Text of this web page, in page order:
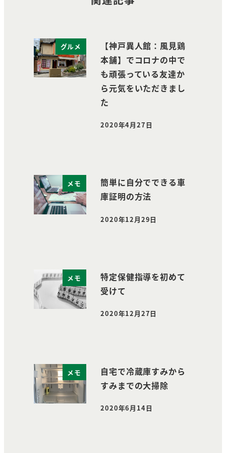
グルメ
【神戸異人館：風見鶏
本舗】でコロナの中で
も頑張っている友達か
ら元気をいただきまし
た
投稿日
2020年4月27日
メモ
簡単に自分でできる車
庫証明の方法
投稿日
2020年12月29日
メモ
特定保健指導を初めて
受けて
投稿日
2020年12月27日
メモ
自宅で冷蔵庫すみから
すみまでの大掃除
投稿日
2020年6月14日